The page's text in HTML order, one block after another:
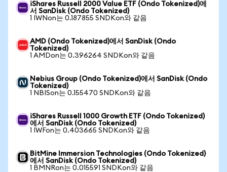
iShares Russell 2000 Value ETF (Ondo Tokenized)에
서 SanDisk (Ondo Tokenized)
1 IWNon는 0.187855 SNDKon와 같음
AMD (Ondo Tokenized)에서 SanDisk (Ondo
Tokenized)
1 AMDon는 0.396264 SNDKon와 같음
Nebius Group (Ondo Tokenized)에서 SanDisk (Ondo
Tokenized)
1 NBISon는 0.155470 SNDKon와 같음
iShares Russell 1000 Growth ETF (Ondo Tokenized)
에서 SanDisk (Ondo Tokenized)
1 IWFon는 0.403665 SNDKon와 같음
BitMine Immersion Technologies (Ondo Tokenized)
에서 SanDisk (Ondo Tokenized)
1 BMNRon는 0.015591 SNDKon와 같음